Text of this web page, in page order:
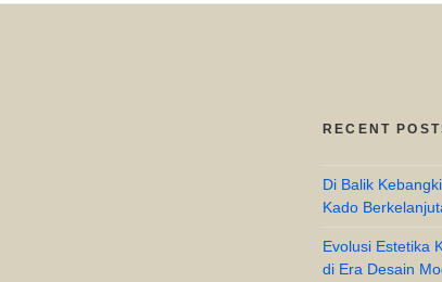
RECENT
Di Balik
Kado
Evolusi Estetika
di Era Desain